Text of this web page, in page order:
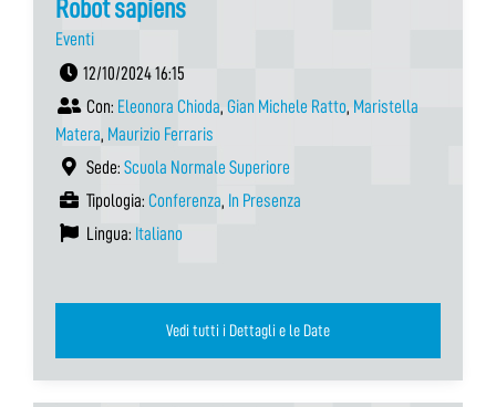
Robot sapiens
Eventi
12/10/2024 16:15
Con: Eleonora Chioda, Gian Michele Ratto, Maristella
Matera, Maurizio Ferraris
Sede: Scuola Normale Superiore
Tipologia: Conferenza, In Presenza
Lingua: Italiano
Vedi tutti i Dettagli e le Date